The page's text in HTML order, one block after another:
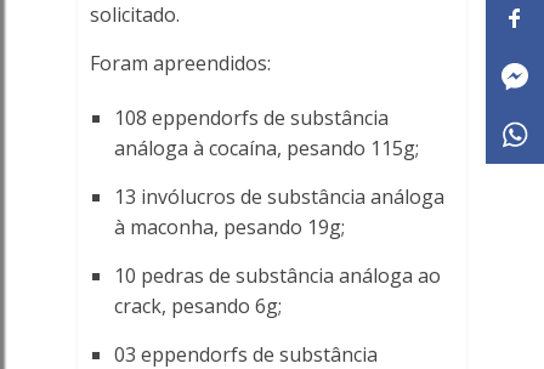
solicitado.
Foram apreendidos:
108 eppendorfs de substância
análoga à cocaína, pesando 115g;
13 invólucros de substância análoga
à maconha, pesando 19g;
10 pedras de substância análoga ao
crack, pesando 6g;
03 eppendorfs de substância